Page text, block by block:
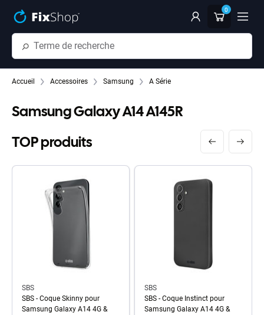
0
Accueil Accessoires Samsung A Série
Samsung Galaxy A14 A145R
TOP produits
SBS
SBS - Coque Skinny pour
Samsung Galaxy A14 4G &
SBS
SBS - Coque Instinct pour
Samsung Galaxy A14 4G &